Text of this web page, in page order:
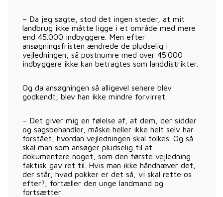
– Da jeg søgte, stod det ingen steder, at mit
landbrug ikke måtte ligge i et område med mere
end 45.000 indbyggere. Men efter
ansøgningsfristen ændrede de pludselig i
vejledningen, så postnumre med over 45.000
indbyggere ikke kan betragtes som landdistrikter.
Og da ansøgningen så alligevel senere blev
godkendt, blev han ikke mindre forvirret:
– Det giver mig en følelse af, at dem, der sidder
og sagsbehandler, måske heller ikke helt selv har
forstået, hvordan vejledningen skal tolkes. Og så
skal man som ansøger pludselig til at
dokumentere noget, som den første vejledning
faktisk gav ret til. Hvis man ikke håndhæver det,
der står, hvad pokker er det så, vi skal rette os
efter?, fortæller den unge landmand og
fortsætter: